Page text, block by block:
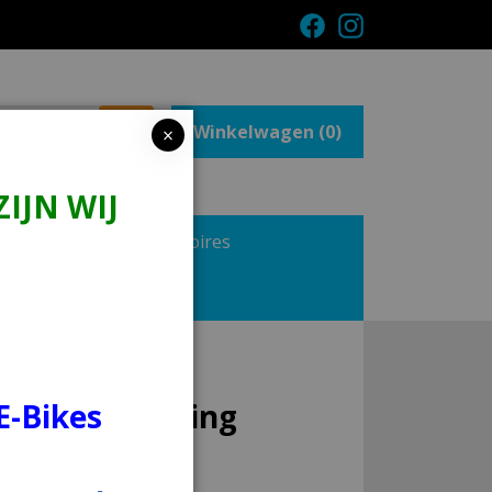
Winkelwagen (0)
Onderdelen en Accessoires
×
WIJ
Bikes